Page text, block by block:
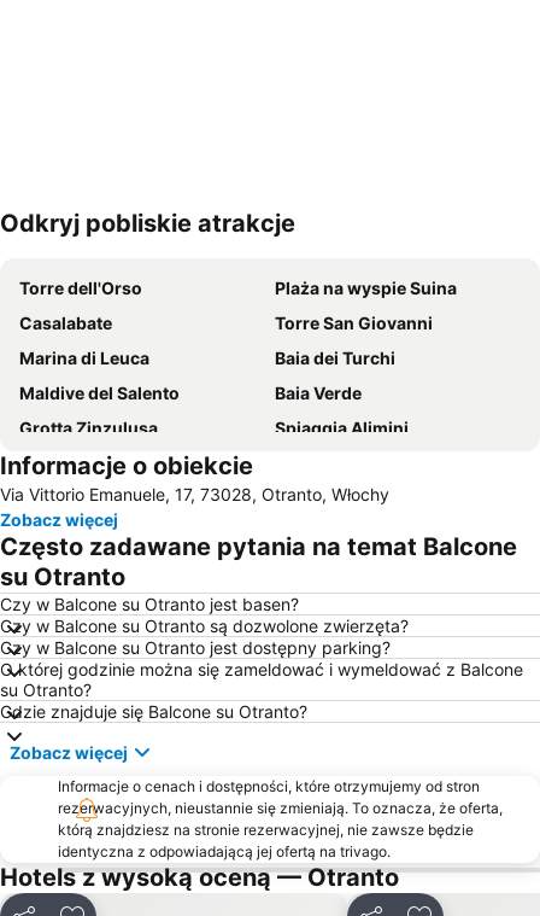
Powiększ mapę
Odkryj pobliskie atrakcje
Torre dell'Orso
Plaża na wyspie Suina
Casalabate
Torre San Giovanni
Marina di Leuca
Baia dei Turchi
Maldive del Salento
Baia Verde
Grotta Zinzulusa
Spiaggia Alimini
Pescoluse
Torre Vado
Torre Rinalda
Roca
Porta Rudiae
Torre Pali
Piazza Mazzini
Stadion Via del Mare
Parco Naturale Regionale Porto Selvaggio e Palude del Capitano
Centro storico
Informacje o obiekcie
Via Vittorio Emanuele, 17, 73028, Otranto, Włochy
Zobacz więcej
Często zadawane pytania na temat Balcone
su Otranto
Czy w Balcone su Otranto jest basen?
Czy w Balcone su Otranto są dozwolone zwierzęta?
Czy w Balcone su Otranto jest dostępny parking?
O której godzinie można się zameldować i wymeldować z Balcone
su Otranto?
Gdzie znajduje się Balcone su Otranto?
Zobacz więcej
Informacje o cenach i dostępności, które otrzymujemy od stron
rezerwacyjnych, nieustannie się zmieniają. To oznacza, że oferta,
którą znajdziesz na stronie rezerwacyjnej, nie zawsze będzie
identyczna z odpowiadającą jej ofertą na trivago.
Hotels z wysoką oceną — Otranto